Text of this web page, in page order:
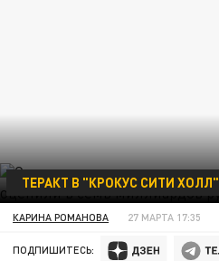
ТЕРАКТ В "КРОКУС СИТИ ХОЛЛ"
КАРИНА РОМАНОВА 27 МАРТА 17:35
ПОДПИШИТЕСЬ: